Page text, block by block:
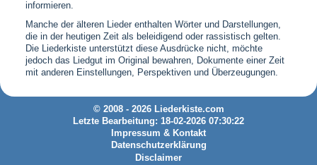
informieren.
Manche der älteren Lieder enthalten Wörter und Darstellungen,
die in der heutigen Zeit als beleidigend oder rassistisch gelten.
Die Liederkiste unterstützt diese Ausdrücke nicht, möchte
jedoch das Liedgut im Original bewahren, Dokumente einer Zeit
mit anderen Einstellungen, Perspektiven und Überzeugungen.
© 2008 - 2026 Liederkiste.com
Letzte Bearbeitung: 18-02-2026 07:30:22
Impressum & Kontakt
Datenschutzerklärung
Disclaimer